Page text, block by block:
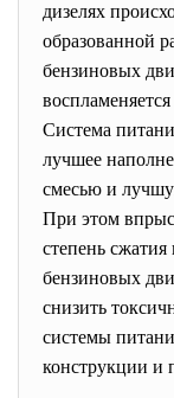
дизелях
образованной
бензиновых
Система
лучшее
смесью и
При этом
степень
бензиновых
снизить
системы
конструкции и